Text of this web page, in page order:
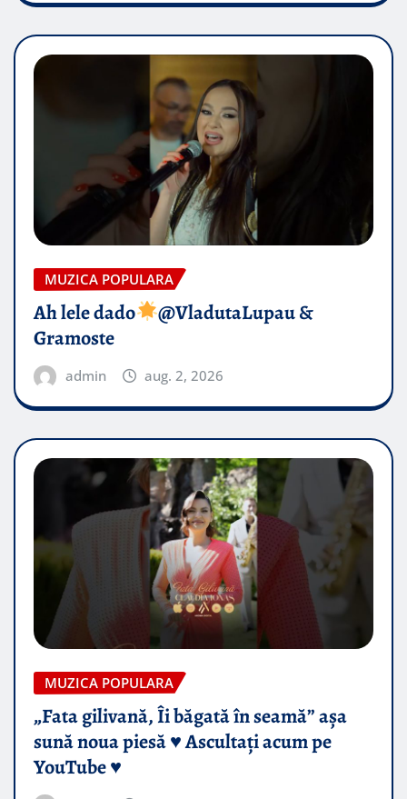
MUZICA POPULARA
Ah lele dado​
@VladutaLupau &
Gramoste
admin aug. 2, 2026
MUZICA POPULARA
„Fata gilivană, Îi băgată în seamă” așa
sună noua piesă ♥️ Ascultați acum pe
YouTube ♥️